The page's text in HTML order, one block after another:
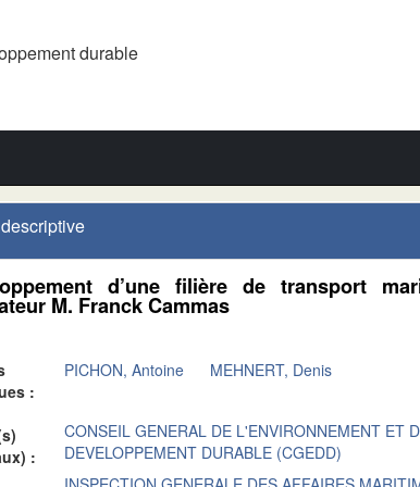
durable
d’une filière de transport
M. Franck Cammas
:
PICHON, Antoine MEHNERT, Denis
:
CONSEIL GENERAL DE L'ENVIRONNEMENT ET
DEVELOPPEMENT DURABLE (CGEDD)